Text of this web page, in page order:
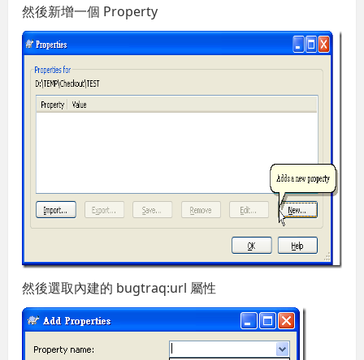
然後新增一個 Property
然後選取內建的 bugtraq:url 屬性